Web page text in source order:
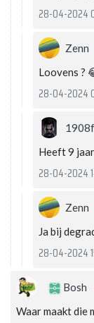
28-04-2024
Zenn
Loovens
28-04-2024
Heeft 9
28-04-2024
Zenn
Ja bij
28-04-2024
Bosh
Waar maakt die